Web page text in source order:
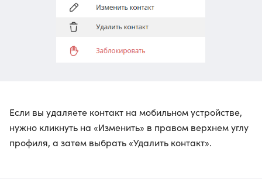
Если вы удаляете контакт на мобильном устройстве,
нужно кликнуть на «Изменить» в правом верхнем углу
профиля, а затем выбрать «Удалить контакт».